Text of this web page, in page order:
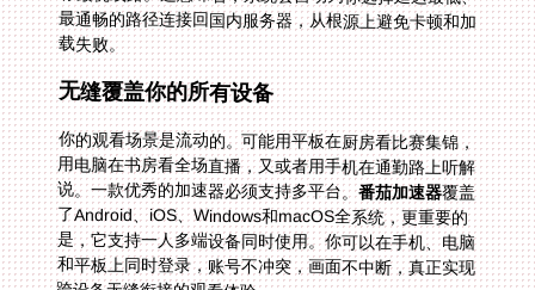
载失败。
无缝覆盖你的所有设备
你的观看场景是流动的。可能用平板在厨房看比赛集锦，
用电脑在书房看全场直播，又或者用手机在通勤路上听解
说。一款优秀的加速器必须支持多平台。番茄加速器覆盖
了Android、iOS、Windows和macOS全系统，更重要的
是，它支持一人多端设备同时使用。你可以在手机、电脑
和平板上同时登录，账号不冲突，画面不中断，真正实现